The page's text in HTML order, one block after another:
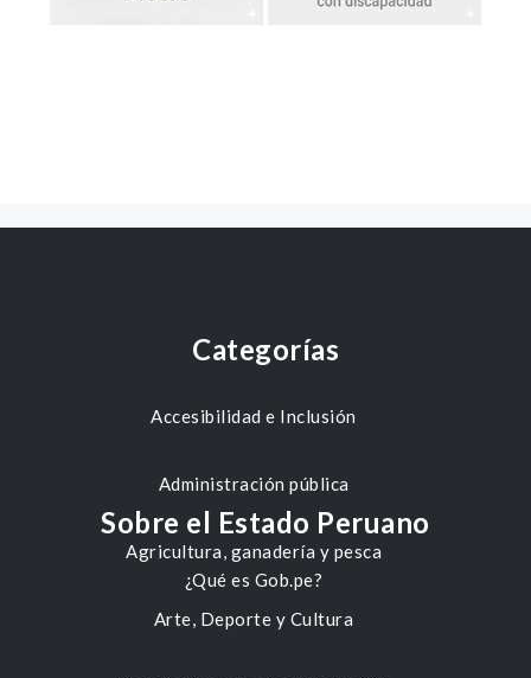
Categorías
Accesibilidad e Inclusión
Administración pública
Agricultura, ganadería y pesca
Arte, Deporte y Cultura
Sobre el Estado Peruano
¿Qué es Gob.pe?